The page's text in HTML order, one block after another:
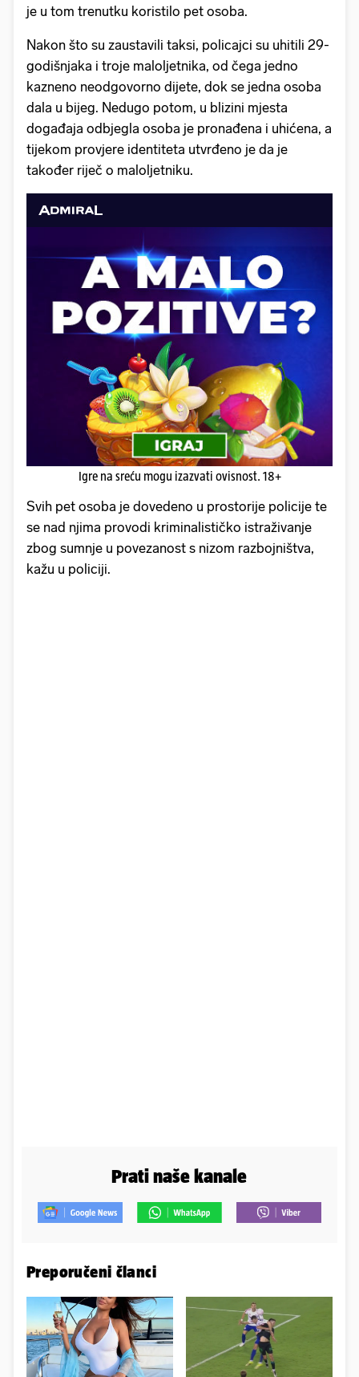
je u tom trenutku koristilo pet osoba.
Nakon što su zaustavili taksi, policajci su uhitili 29-
godišnjaka i troje maloljetnika, od čega jedno
kazneno neodgovorno dijete, dok se jedna osoba
dala u bijeg. Nedugo potom, u blizini mjesta
događaja odbjegla osoba je pronađena i uhićena, a
tijekom provjere identiteta utvrđeno je da je
također riječ o maloljetniku.
Igre na sreću mogu izazvati ovisnost. 18+
Svih pet osoba je dovedeno u prostorije policije te
se nad njima provodi kriminalističko istraživanje
zbog sumnje u povezanost s nizom razbojništva,
kažu u policiji.
Prati naše kanale
Preporučeni članci